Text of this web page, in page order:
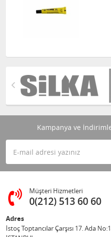
Kampanya ve
Müşteri Hizmetleri
0(212) 513 60 60
Adres
İstoç Toptancılar Çarşısı 17. Ada